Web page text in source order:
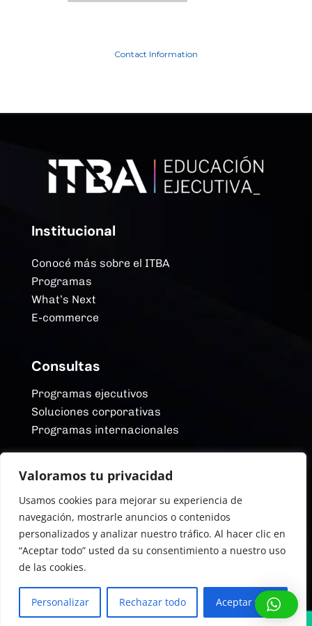
Valoramos tu privacidad
Usamos cookies para mejorar su experiencia de
navegación, mostrarle anuncios o contenidos
personalizados y analizar nuestro tráfico. Al hacer clic en
“Aceptar todo” usted da su consentimiento a nuestro uso
de las cookies.
Personalizar Rechazar todo Aceptar todo
Contact Information
Institucional
Conocé más sobre el ITBA
Programas
What’s Next
E-commerce
Consultas
Programas ejecutivos
Soluciones corporativas
Programas internacionales
Redes Sociales
YouTube
Linkedin
Instagram
Facebook
©2026. ITBA Educación Ejecutiva